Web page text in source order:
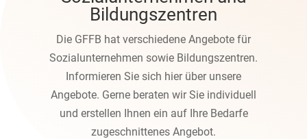
Bildungszentren
Die GFFB hat verschiedene Angebote für
Sozialunternehmen sowie Bildungszentren.
Informieren Sie sich hier über unsere
Angebote. Gerne beraten wir Sie individuell
und erstellen Ihnen ein auf Ihre Bedarfe
zugeschnittenes Angebot.